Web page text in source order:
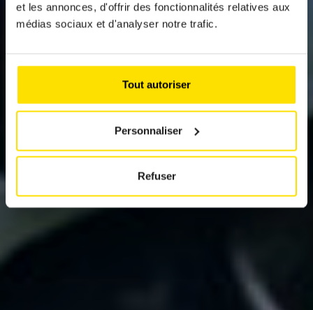
et les annonces, d'offrir des fonctionnalités relatives aux
médias sociaux et d'analyser notre trafic.
Tout autoriser
Personnaliser
Refuser
L’HYPER-ROADSTER
BMW M1000R